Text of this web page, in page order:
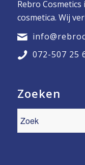
Rebro
cosmetica. Wij
072-507 25
Zoeken